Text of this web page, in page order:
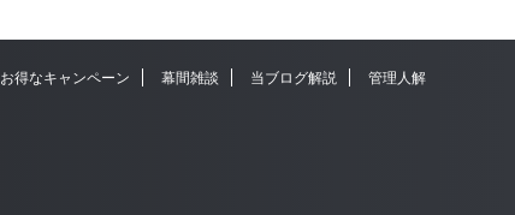
お得なキャンペーン 幕間雑談 当ブログ解説
管理人解